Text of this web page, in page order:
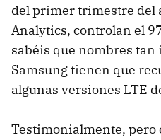
del primer trimestre del
Analytics, controlan el
sabéis que nombres
Samsung tienen que
algunas versiones LTE
Testimonialmente, pero